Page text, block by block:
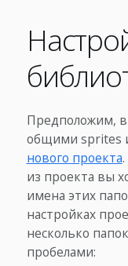
Предположим,
общими sprites
нового проекта
из проекта вы
имена этих
настройках
несколько
пробелами: